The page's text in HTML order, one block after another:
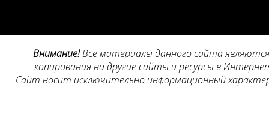
Внимание!Все материалы данного сайта
копирования на другие сайты и ресурсы в
Сайт носит исключительно информационный